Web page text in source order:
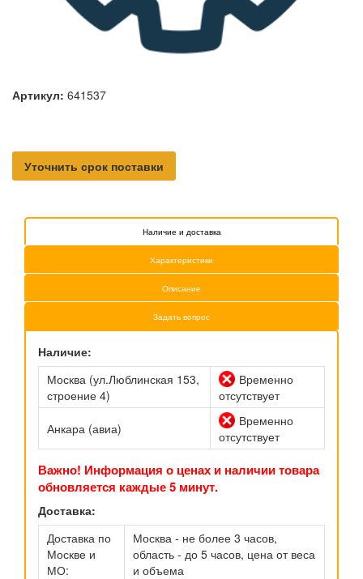
Артикул: 641537
Уточнить срок поставки
Наличие и доставка
Характеристики
Описание
Задать вопрос
Наличие:
Москва (ул.Люблинская 153,
строение 4)
Временно
отсутствует
Анкара (авиа)
Временно
отсутствует
Важно! Информация о ценах и наличии товара
обновляется каждые 5 минут.
Доставка:
Доставка по
Москве и
МО:
Москва - не более 3 часов,
область - до 5 часов, цена от веса
и объема